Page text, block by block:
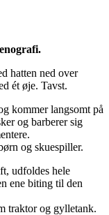
hatten ned over
ét øje. Tavst.
kommer langsomt på
og barberer sig
og skuespiller.
udfoldes hele
ene biting til den
traktor og gylletank.